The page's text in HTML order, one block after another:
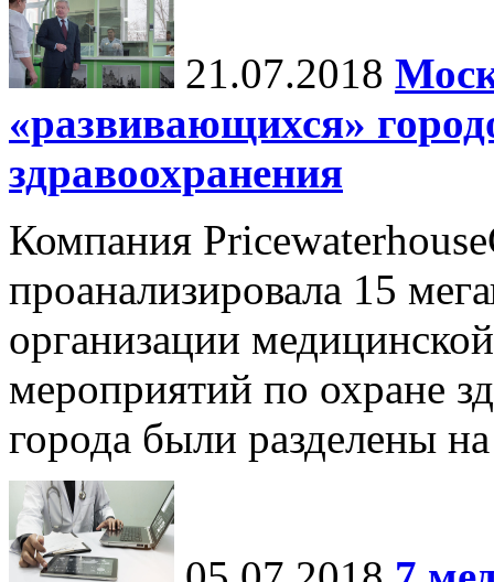
21.07.2018
«развивающихся»
здравоохранения
Компания
проанализировала 15
организации
мероприятий по охране
города были разделены